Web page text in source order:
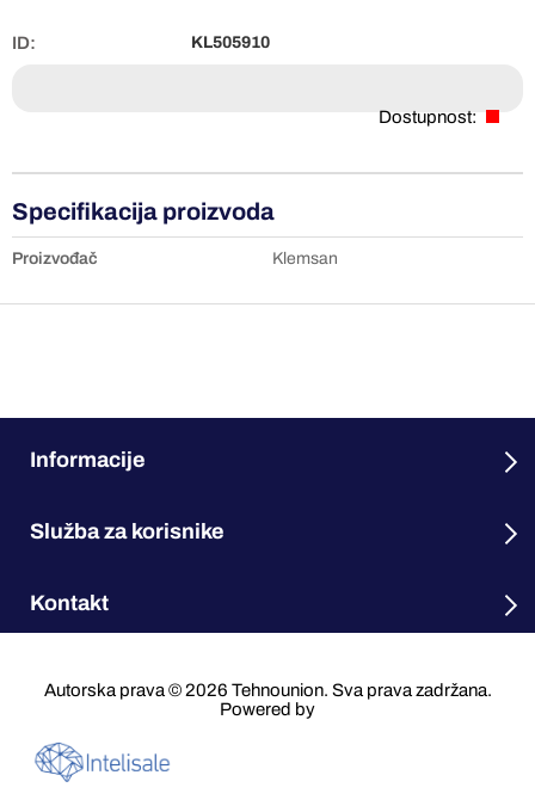
ID: KL505910
Dostupnost:
Specifikacija proizvoda
Proizvođač Klemsan
Informacije
Služba za korisnike
Kontakt
Autorska prava © 2026 Tehnounion. Sva prava zadržana.
Powered by